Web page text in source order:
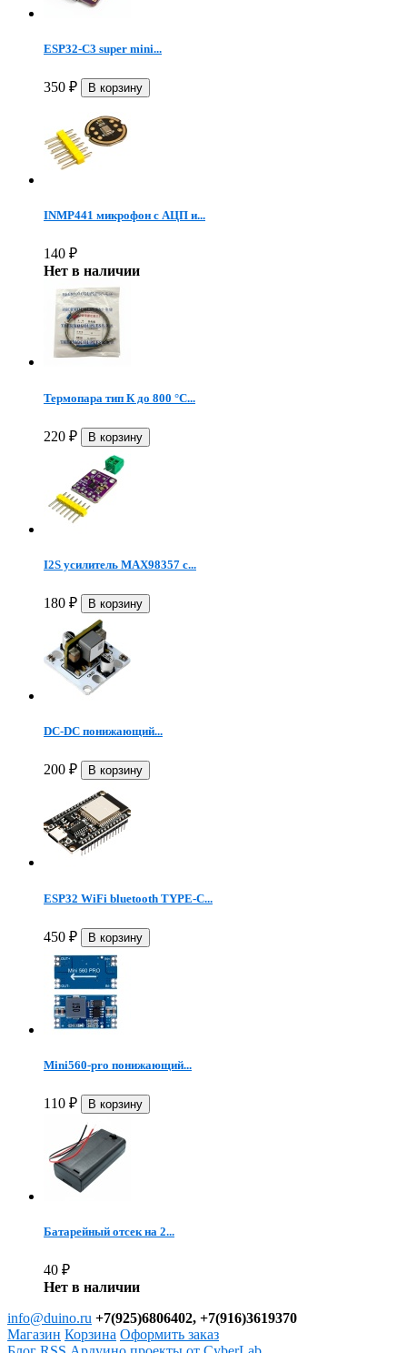
ESP32-C3 super mini...
350 ₽
INMP441 микрофон c АЦП и...
140 ₽
Нет в наличии
Термопара тип К до 800 °C...
220 ₽
I2S усилитель MAX98357 с...
180 ₽
DC-DC понижающий...
200 ₽
ESP32 WiFi bluetooth TYPE-C...
450 ₽
Mini560-pro понижающий...
110 ₽
Батарейный отсек на 2...
40 ₽
Нет в наличии
info@duino.ru +7(925)6806402, +7(916)3619370
Магазин Корзина Оформить заказ